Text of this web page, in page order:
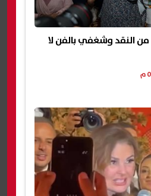
النقد وشغفي بالفن لا